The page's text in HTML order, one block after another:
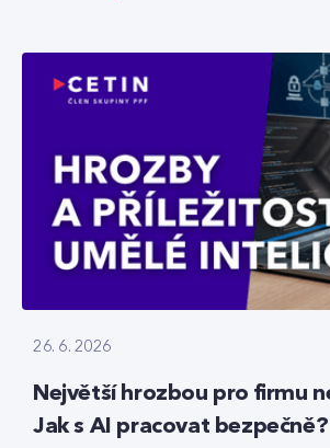
26. 6. 2026
Největší hrozbou pro firmu
Jak s AI pracovat bezpečně?